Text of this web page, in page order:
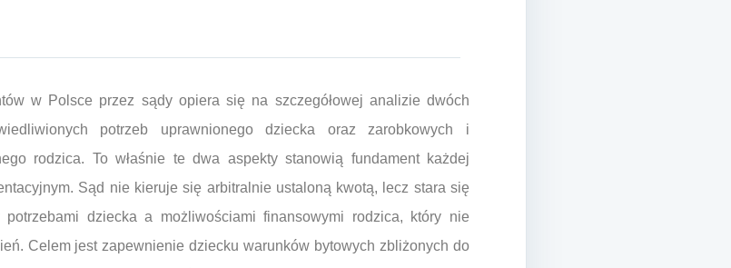
w Polsce przez sądy opiera się na szczegółowej analizie dwóch
potrzeb uprawnionego dziecka oraz zarobkowych i
rodzica. To właśnie te dwa aspekty stanowią fundament każdej
Sąd nie kieruje się arbitralnie ustaloną kwotą, lecz stara się
dziecka a możliwościami finansowymi rodzica, który nie
Celem jest zapewnienie dziecku warunków bytowych zbliżonych do